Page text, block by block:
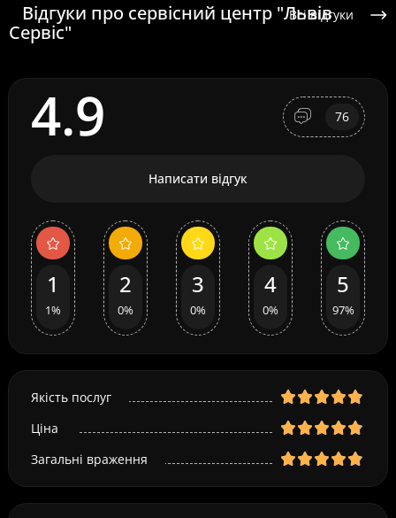
Відгуки про сервісний центр "Львів
Сервіс"
Всі відгуки
4.9 76
Написати відгук
1
1%
2
0%
3
0%
4
0%
5
97%
Якість послуг
Ціна
Загальні враження